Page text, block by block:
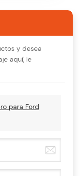
y desea
aquí, le
para Ford